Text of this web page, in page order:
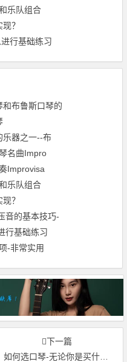
乐队组合
？
行基础练习
布鲁斯口琴的
乐器之一--布
名曲Impro
Improvisa
乐队组合
？
音的基本技巧-
行基础练习
-非常实用
下一篇
如何选口琴-无论你是买什么类型的口琴，你的第一支口琴应该是C调